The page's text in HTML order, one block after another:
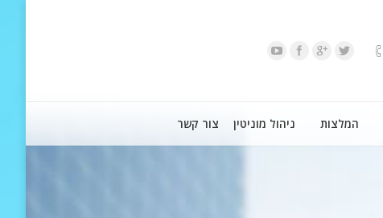
המלצות ניהול מוניטין צור קשר